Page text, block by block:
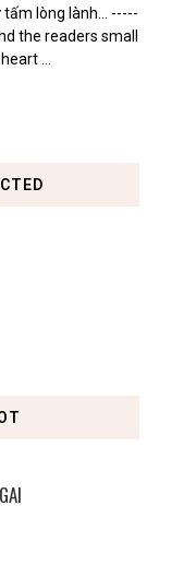
lòng lành... -----
the readers small
...